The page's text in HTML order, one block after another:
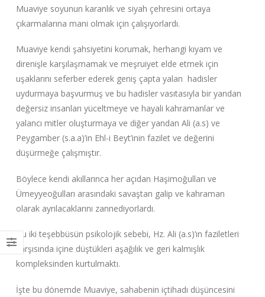
Muaviye soyunun karanlık ve siyah çehresini ortaya
çıkarmalarına mani olmak için çalışıyorlardı.
Muaviye kendi şahsiyetini korumak, herhangi kıyam ve
direnişle karşılaşmamak ve meşruiyet elde etmek için
uşaklarını seferber ederek geniş çapta yalan hadisler
uydurmaya başvurmuş ve bu hadisler vasıtasıyla bir yandan
değersiz insanları yüceltmeye ve hayali kahramanlar ve
yalancı mitler oluşturmaya ve diğer yandan Ali (a.s) ve
Peygamber (s.a.a)’in Ehl-i Beyt’inin fazilet ve değerini
düşürmeğe çalışmıştır.
Böylece kendi akıllarınca her açıdan Haşimoğulları ve
Ümeyyeoğulları arasındaki savaştan galip ve kahraman
olarak ayrılacaklarını zannediyorlardı.
Bu iki teşebbüsün psikolojik sebebi, Hz. Ali (a.s)’ın faziletleri
karşısında içine düştükleri aşağılık ve geri kalmışlık
kompleksinden kurtulmaktı.
İşte bu dönemde Muaviye, sahabenin içtihadı düşüncesini